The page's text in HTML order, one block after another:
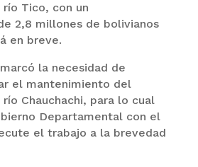
Tico, con un
2,8 millones de bolivianos
en breve.
la necesidad de
el mantenimiento del
Chauchachi, para lo cual
Departamental con el
el trabajo a la brevedad